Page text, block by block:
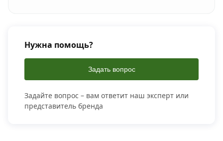
Нужна помощь?
Задать вопрос
Задайте вопрос – вам ответит наш эксперт или
представитель бренда